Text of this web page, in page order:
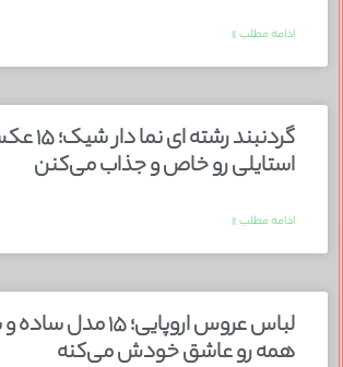
ادامه مطلب »
گردنبند
استایلی رو خاص و جذاب می‌کنن
ادامه مطلب »
لباس عروس اروپایی؛ ۱۵
همه رو عاشق خودش می‌کنه